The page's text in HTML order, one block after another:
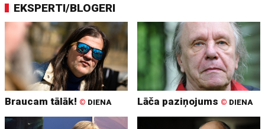
EKSPERTI/BLOGERI
Braucam tālāk! © DIENA Lāča paziņojums © DIENA